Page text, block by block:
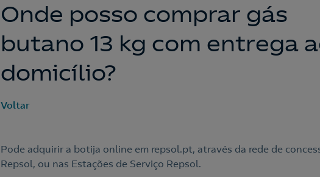
Onde posso comprar gás
butano 13 kg com entrega
domicílio?
Voltar
Pode adquirir a botija online em repsol.pt, através da rede de
Repsol, ou nas Estações de Serviço Repsol.